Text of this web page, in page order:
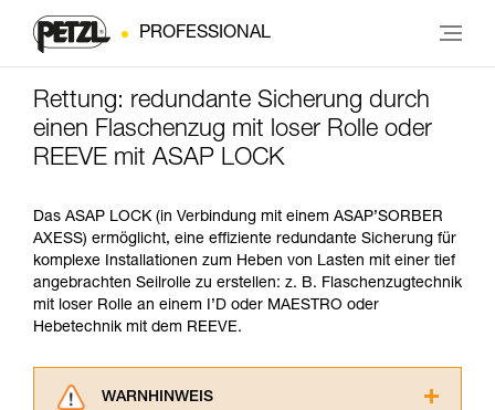
PROFESSIONAL
Rettung: redundante Sicherung durch
einen Flaschenzug mit loser Rolle oder
REEVE mit ASAP LOCK
Das ASAP LOCK (in Verbindung mit einem ASAP’SORBER
AXESS) ermöglicht, eine effiziente redundante Sicherung für
komplexe Installationen zum Heben von Lasten mit einer tief
angebrachten Seilrolle zu erstellen: z. B. Flaschenzugtechnik
mit loser Rolle an einem I’D oder MAESTRO oder
Hebetechnik mit dem REEVE.
WARNHINWEIS